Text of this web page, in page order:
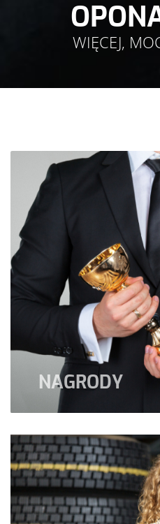
WIĘCEJ,
NAGRODY